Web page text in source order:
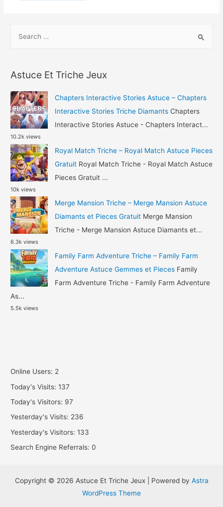
h
f
o
r
:
Astuce Et Triche Jeux
Chapters Interactive Stories Astuce – Chapters
Interactive Stories Triche Diamants Chapters
Interactive Stories Astuce - Chapters Interact...
10.2k views
Royal Match Triche – Royal Match Astuce Pieces
Gratuit Royal Match Triche - Royal Match Astuce
Pieces Gratuit ...
10k views
Merge Mansion Triche – Merge Mansion Astuce
Diamants et Pieces Gratuit Merge Mansion
Triche - Merge Mansion Astuce Diamants et...
6.3k views
Family Farm Adventure Triche – Family Farm
Adventure Astuce Gemmes et Pieces Family
Farm Adventure Triche - Family Farm Adventure
As...
5.5k views
Online Users: 2
Today's Visits:137
Today's Visitors: 97
Yesterday's Visits: 236
Yesterday's Visitors:133
Search Engine Referrals:0
Copyright © 2026 Astuce Et Triche Jeux | Powered by Astra
WordPress Theme